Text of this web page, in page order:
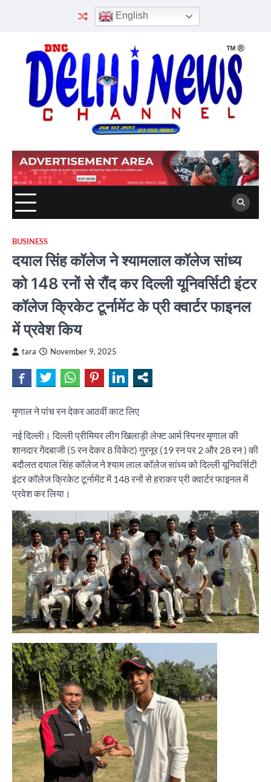
English
BUSINESS
दयाल सिंह कॉलेज ने श्यामलाल कॉलेज सांध्य
को 148 रनों से रौंद कर दिल्ली यूनिवर्सिटी इंटर
कॉलेज क्रिकेट टूर्नामेंट के प्री क्वार्टर फाइनल
में प्रवेश किय
tara November 9, 2025
मृणाल ने पांच रन देकर आठवीं काट लिए
नई दिल्ली। दिल्ली प्रीमियर लीग खिलाड़ी लेफ्ट आर्म स्पिनर मृणाल की
शानदार गेंदबाजी (5 रन देकर 8 विकेट) गुरनूर (19 रन पर 2 और 28 रन ) की
बदौलत दयाल सिंह कॉलेज ने श्याम लाल कॉलेज सांध्य को दिल्ली यूनिवर्सिटी
इंटर कॉलेज क्रिकेट टूर्नामेंट में 148 रनों से हराकर प्री क्वार्टर फाइनल में
प्रवेश कर लिया।